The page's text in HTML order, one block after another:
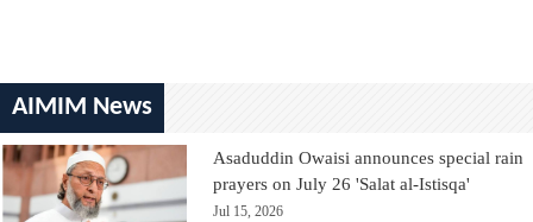
AIMIM News
Asaduddin Owaisi announces special rain
prayers on July 26 'Salat al-Istisqa'
Jul 15, 2026